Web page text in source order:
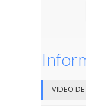
VIDEO